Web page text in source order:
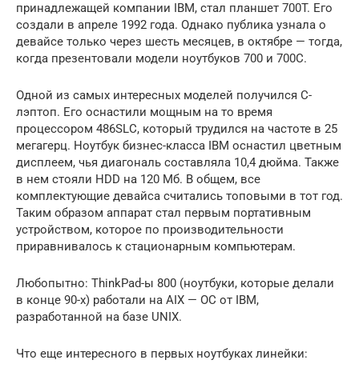
принадлежащей компании IBM, стал планшет 700T. Его
создали в апреле 1992 года. Однако публика узнала о
девайсе только через шесть месяцев, в октябре — тогда,
когда презентовали модели ноутбуков 700 и 700С.
Одной из самых интересных моделей получился С-
лэптоп. Его оснастили мощным на то время
процессором 486SLC, который трудился на частоте в 25
мегагерц. Ноутбук бизнес-класса IBM оснастил цветным
дисплеем, чья диагональ составляла 10,4 дюйма. Также
в нем стояли HDD на 120 Мб. В общем, все
комплектующие девайса считались топовыми в тот год.
Таким образом аппарат стал первым портативным
устройством, которое по производительности
приравнивалось к стационарным компьютерам.
Любопытно: ThinkPad-ы 800 (ноутбуки, которые делали
в конце 90-х) работали на AIX — ОС от IBM,
разработанной на базе UNIX.
Что еще интересного в первых ноутбуках линейки: